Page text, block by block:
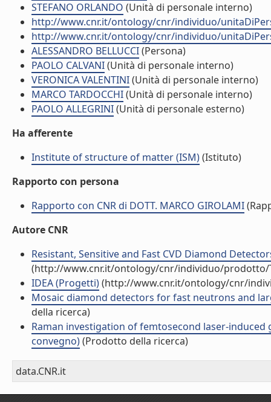
STEFANO ORLANDO (Unità di personale interno)
http://www.cnr.it/ontology/cnr/individuo/
http://www.cnr.it/ontology/cnr/individuo/
ALESSANDRO BELLUCCI(Persona)
PAOLO CALVANI(Unità di personale interno)
VERONICA VALENTINI(Unità di personale interno)
MARCO TARDOCCHI(Unità di personale interno)
PAOLO ALLEGRINI(Unità di personale esterno)
Ha afferente
Institute of structure of matter (ISM)(Istituto)
Rapporto con persona
Rapporto con CNR di DOTT. MARCO GIROLAMI
Autore CNR
Resistant, Sensitive and Fast CVD Diamond
(http://www.cnr.it/ontology/cnr/individuo/prodotto/
IDEA (Progetti)(http://www.cnr.it/ontology/cnr/
Mosaic diamond detectors for fast neutrons and
della ricerca)
Raman investigation of femtosecond laser-
convegno)(Prodotto della ricerca)
data.CNR.it